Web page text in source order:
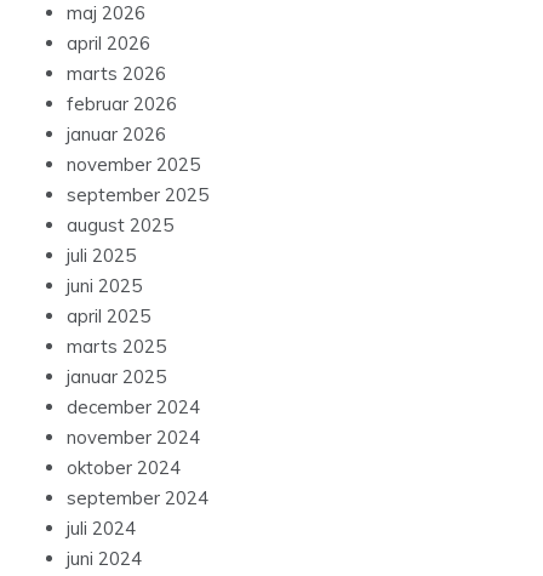
maj 2026
april 2026
marts 2026
februar 2026
januar 2026
november 2025
september 2025
august 2025
juli 2025
juni 2025
april 2025
marts 2025
januar 2025
december 2024
november 2024
oktober 2024
september 2024
juli 2024
juni 2024